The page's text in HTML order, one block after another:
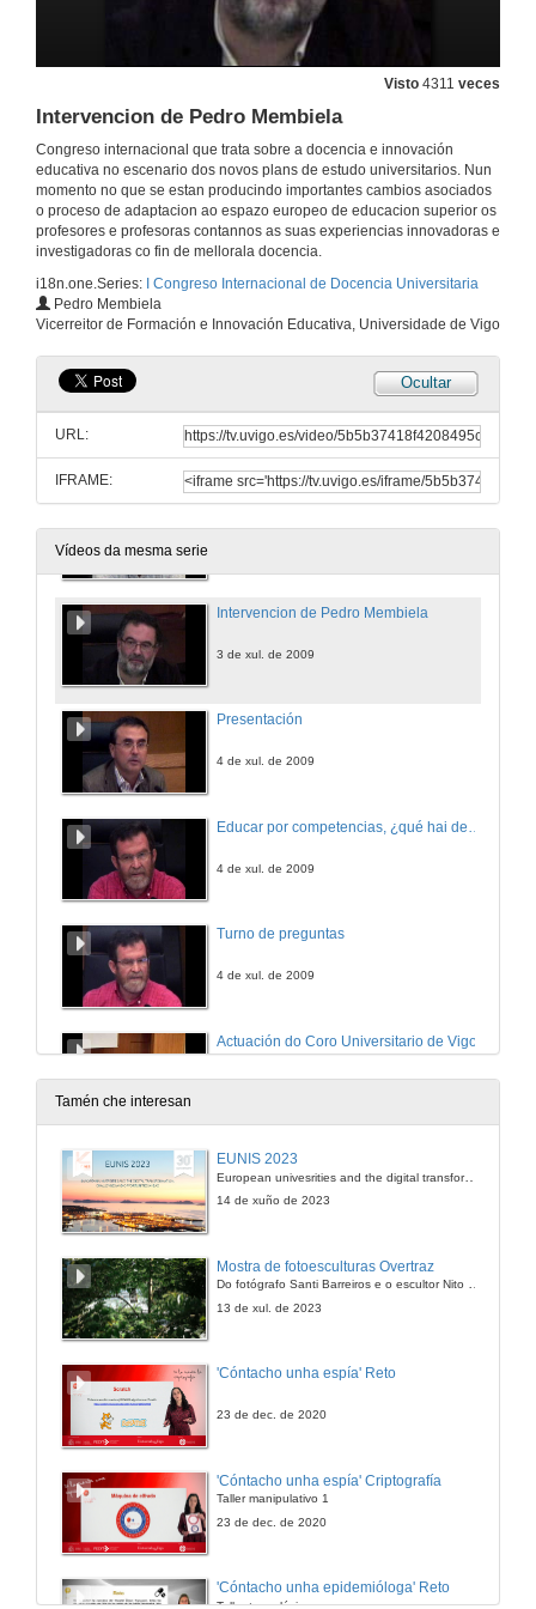
Visto 4311 veces
Intervencion de Pedro Membiela
Congreso internacional que trata sobre a docencia e innovación
educativa no escenario dos novos plans de estudo universitarios. Nun
momento no que se estan producindo importantes cambios asociados
o proceso de adaptacion ao espazo europeo de educacion superior os
profesores e profesoras contannos as suas experiencias innovadoras e
investigadoras co fin de mellorala docencia.
i18n.one.Series:
I Congreso Internacional de Docencia Universitaria
Pedro Membiela
Vicerreitor de Formación e Innovación Educativa, Universidade de Vigo
Ocultar
URL:
IFRAME:
Vídeos da mesma serie
2 de xul. de 2009
Intervencion de Mariló Candedo
2 de xul. de 2009
Turno de Preguntas
2 de xul. de 2009
Actuacion do grupo Musical Nao D'ire
2 de xul. de 2009
3 de xul. de 2009
Intervencion de Felipe Trillo
Intervencion de Pedro Membiela
3 de xul. de 2009
Presentación
4 de xul. de 2009
4 de xul. de 2009
Turno de preguntas
4 de xul. de 2009
Actuación do Coro Universitario de Vigo
4 de xul. de 2009
Tamén che interesan
EUNIS 2023
European univesrities and the digital transformation: challenges and opportunities ahead
14 de xuño de 2023
Mostra de fotoesculturas Overtraz
Do fotógrafo Santi Barreiros e o escultor Nito Contreras.
13 de xul. de 2023
'Cóntacho unha espía' Reto
23 de dec. de 2020
'Cóntacho unha espía' Criptografía
Taller manipulativo 1
23 de dec. de 2020
'Cóntacho unha epidemióloga' Reto
Taller tecnolóxico